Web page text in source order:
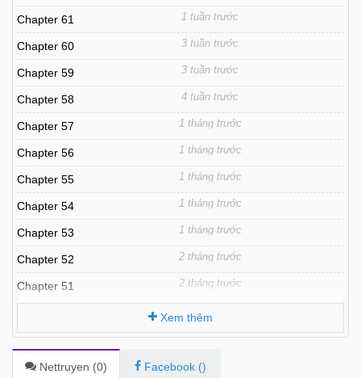
Chapter 61 1 tuần trước
Chapter 60 3 tuần trước
Chapter 59 3 tuần trước
Chapter 58 4 tuần trước
Chapter 57 1 tháng trước
Chapter 56 1 tháng trước
Chapter 55 1 tháng trước
Chapter 54 1 tháng trước
Chapter 53 1 tháng trước
Chapter 52 2 tháng trước
Chapter 51 2 tháng trước
Chapter 49 2 tháng trước
Chapter 48 3 tháng trước
Xem thêm
Nettruyen (0) Facebook ()